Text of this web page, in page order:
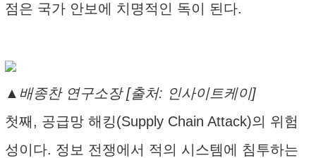
점은 국가 안보에 치명적인 독이 된다.
▲배종찬 연구소장 [출처: 인사이트케이]
첫째, 공급망 해킹(Supply Chain Attack)의 위험
성이다. 정보 전쟁에서 적의 시스템에 침투하는